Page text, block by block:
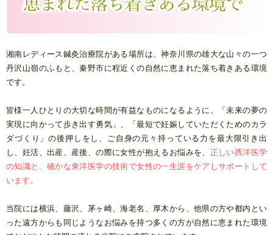
湘南レディース鍼灸治療院がある場所は、神奈川県の雄大な山々の一つ
丹沢山嶺のふもと、秦野市に程近くの自然に恵まれた落ち着きある環境
です。
皆様一人ひとりの大切な時間が有益なものになるように、「未来の夢の
実現に向かって歩き出す勇気」、「最短で妊娠していただくためのカラ
ダづくり」の後押しをし、ご自身の元々持っている力を最大限引き出
し、妊活、出産、産後、の際に女性が抱えるお悩みを、 正しい西洋医学
の知識と、確かな東洋医学の技術で女性の一生涯をケアしサポートして
います。
当院には横浜、藤沢、茅ヶ崎、海老名、厚木から、他県の方や都内とい
った遠方からも同じようなお悩みを持つ多くの方が自然に恵まれた環境